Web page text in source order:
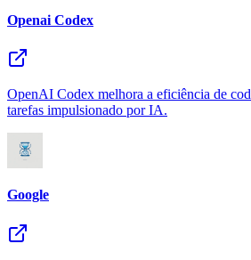
Openai Codex
OpenAI Codex melhora a eficiência de
tarefas impulsionado por IA.
Google